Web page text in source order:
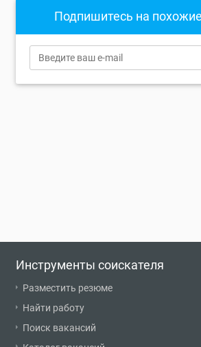
Подпишитесь на
Инструменты соискателя
Разместить резюме
Найти работу
Поиск вакансий